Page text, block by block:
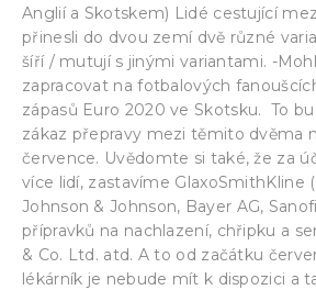
Anglií a Skotskem) Lidé cestující
přinesli do dvou zemí dvě různé
šíří / mutují s jinými variantami. -
zapracovat na fotbalových
zápasů Euro 2020 ve Skotsku. To
zákaz přepravy mezi těmito dvěma
července. Uvědomte si také, že za
více lidí, zastavíme GlaxoSmithKline
Johnson & Johnson, Bayer AG,
přípravků na nachlazení, chřipku a
& Co. Ltd. atd. A to od začátku
lékárník je nebude mít k dispozici a